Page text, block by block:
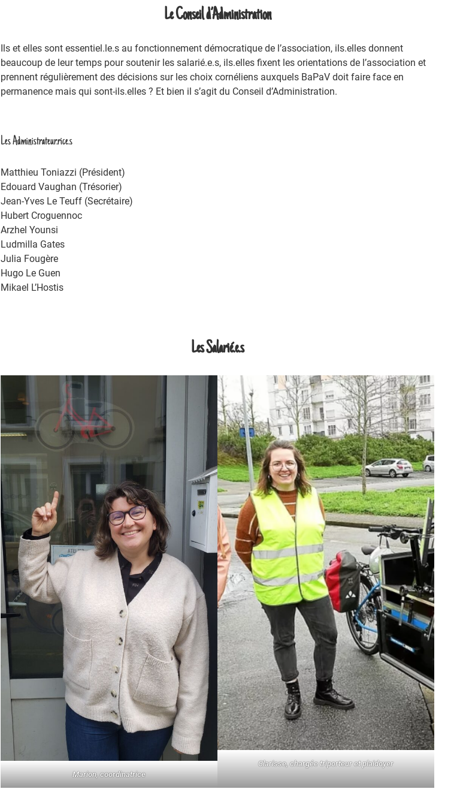
Le Conseil d’Administration
Ils et elles sont essentiel.le.s au fonctionnement démocratique de l’association, ils.elles donnent
beaucoup de leur temps pour soutenir les salarié.e.s, ils.elles fixent les orientations de l’association et
prennent régulièrement des décisions sur les choix cornéliens auxquels BaPaV doit faire face en
permanence mais qui sont-ils.elles ? Et bien il s’agit du Conseil d’Administration.
Les Administrateur.rice.s
Matthieu Toniazzi (Président)
Edouard Vaughan (Trésorier)
Jean-Yves Le Teuff (Secrétaire)
Hubert Croguennoc
Arzhel Younsi
Ludmilla Gates
Julia Fougère
Hugo Le Guen
Mikael L’Hostis
Les Salarié.e.s
Marion, coordinatrice
Clarisse, chargée triporteur et plaidoyer